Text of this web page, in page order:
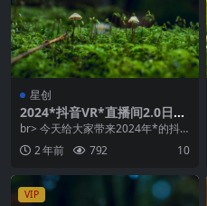
星创
2024*抖音VR*直播间2.0日入
6000+，礼物收不停，支持矩
阵多开，新…
br> 今天给大家带来2024年*的抖
音VR*无人直播项目，支持矩阵多
开玩法 祭...
2 年前 792 10
VIP